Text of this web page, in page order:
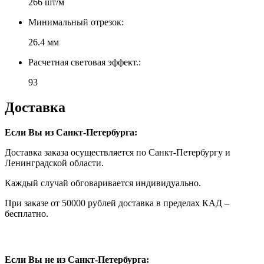
Минимальный отрезок:
26.4 мм
Расчетная световая эффект.:
93
Доставка
Если Вы из Санкт-Петербурга:
Доставка заказа осуществляется по Санкт-Петербургу и
Ленинградской области.
Каждый случай обговаривается индивидуально.
При заказе от 50000 рублей доставка в пределах КАД –
бесплатно.
Если Вы не из Санкт-Петербурга: